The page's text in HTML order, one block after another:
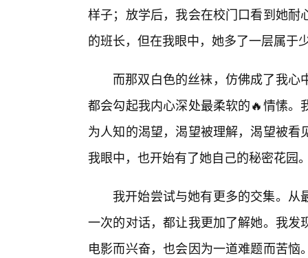
样子；放学后，我会在校门口看到她
的班长，但在我眼中，她多了一层属于
而那双白色的丝袜，仿佛成了我
都会勾起我内心深处最柔软的🔥情愫
为人知的渴望，渴望被理解，渴望被
我眼中，也开始有了她自己的秘密花园
我开始尝试与她有更多的交集。
一次的对话，都让我更加了解她。我
电影而兴奋，也会因为一道难题而苦